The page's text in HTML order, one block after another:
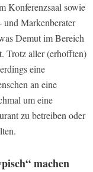
Konferenzsaal sowie
Markenberater
Demut im Bereich
Trotz aller (erhofften)
eine
an eine
um eine
zu betreiben oder
machen